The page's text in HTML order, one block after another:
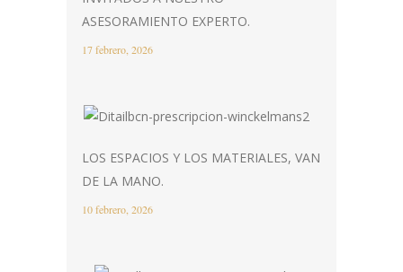
ASESORAMIENTO EXPERTO.
17 febrero, 2026
LOS ESPACIOS Y LOS MATERIALES, VAN
DE LA MANO.
10 febrero, 2026